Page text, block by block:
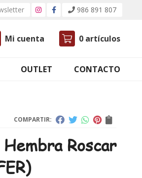
986 891 807
Mi cuenta 0 artículos
OUTLET CONTACTO
COMPARTIR:
Roscar